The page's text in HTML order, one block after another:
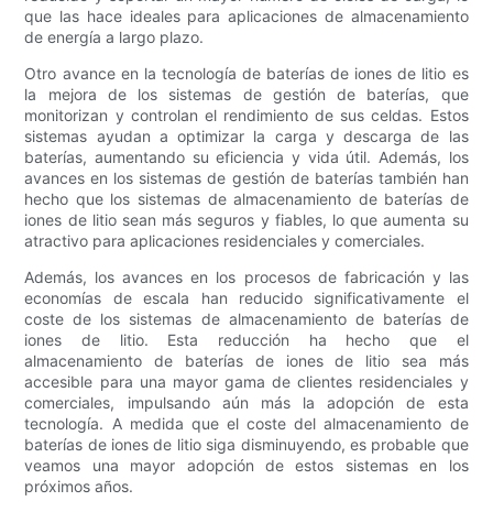
que las hace ideales para aplicaciones de almacenamiento
de energía a largo plazo.
Otro avance en la tecnología de baterías de iones de litio es
la mejora de los sistemas de gestión de baterías, que
monitorizan y controlan el rendimiento de sus celdas. Estos
sistemas ayudan a optimizar la carga y descarga de las
baterías, aumentando su eficiencia y vida útil. Además, los
avances en los sistemas de gestión de baterías también han
hecho que los sistemas de almacenamiento de baterías de
iones de litio sean más seguros y fiables, lo que aumenta su
atractivo para aplicaciones residenciales y comerciales.
Además, los avances en los procesos de fabricación y las
economías de escala han reducido significativamente el
coste de los sistemas de almacenamiento de baterías de
iones de litio. Esta reducción ha hecho que el
almacenamiento de baterías de iones de litio sea más
accesible para una mayor gama de clientes residenciales y
comerciales, impulsando aún más la adopción de esta
tecnología. A medida que el coste del almacenamiento de
baterías de iones de litio siga disminuyendo, es probable que
veamos una mayor adopción de estos sistemas en los
próximos años.